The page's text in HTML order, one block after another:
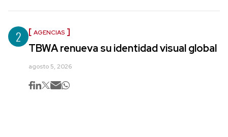
2 AGENCIAS
TBWA renueva su identidad visual global
agosto 5, 2026